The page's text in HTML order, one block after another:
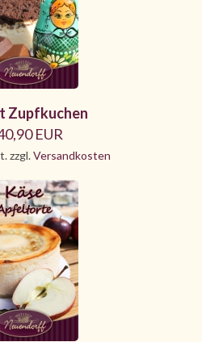
Zupfkuchen
EUR
zzgl.Versandkosten